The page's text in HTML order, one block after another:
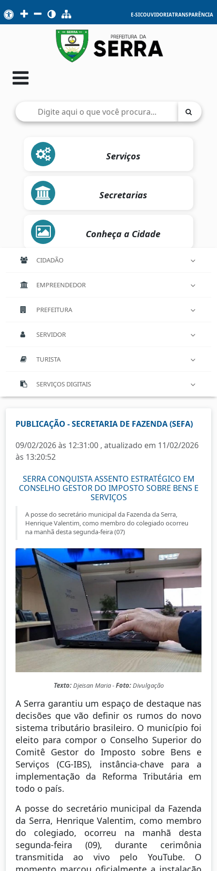
E-SICOUVIDORIATRANSPARÊNCIA
Serviços
Secretarias
Conheça a Cidade
CIDADÃO
EMPREENDEDOR
PREFEITURA
SERVIDOR
TURISTA
SERVIÇOS DIGITAIS
PUBLICAÇÃO - SECRETARIA DE FAZENDA (SEFA)
09/02/2026 às 12:31:00 , atualizado em 11/02/2026
às 13:20:52
SERRA CONQUISTA ASSENTO ESTRATÉGICO EM
CONSELHO GESTOR DO IMPOSTO SOBRE BENS E
SERVIÇOS
A posse do secretário municipal da Fazenda da Serra,
Henrique Valentim, como membro do colegiado ocorreu
na manhã desta segunda-feira (07)
Texto:Djeisan Maria -Foto:Divulgação
A Serra garantiu um espaço de destaque nas
decisões que vão definir os rumos do novo
sistema tributário brasileiro. O município foi
eleito para compor o Conselho Superior do
Comitê Gestor do Imposto sobre Bens e
Serviços (CG-IBS), instância-chave para a
implementação da Reforma Tributária em
todo o país.
A posse do secretário municipal da Fazenda
da Serra, Henrique Valentim, como membro
do colegiado, ocorreu na manhã desta
segunda-feira (09), durante cerimônia
transmitida ao vivo pelo YouTube. O